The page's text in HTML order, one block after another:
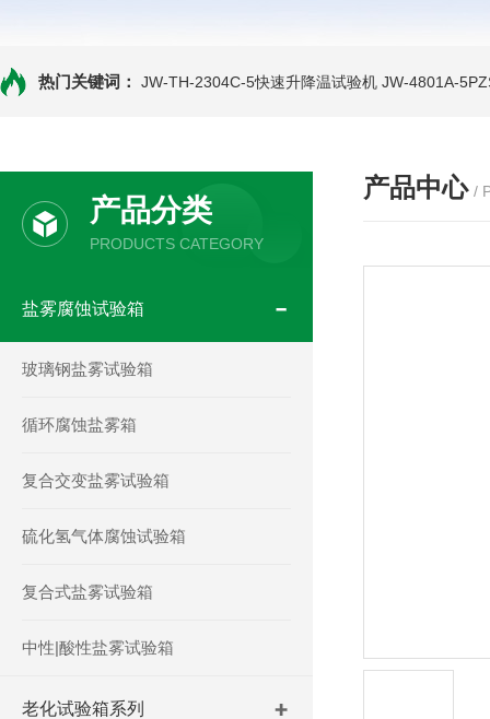
热门关键词： JW-TH-2304C-5快速升降温试验机 JW-4801A-
产品分类
PRODUCTS CATEGORY
盐雾腐蚀试验箱
玻璃钢盐雾试验箱
循环腐蚀盐雾箱
复合交变盐雾试验箱
硫化氢气体腐蚀试验箱
复合式盐雾试验箱
中性|酸性盐雾试验箱
老化试验箱系列
产品中心 /